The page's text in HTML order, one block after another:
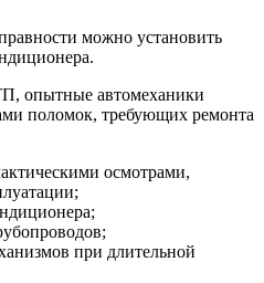
можно установить
опытные автомеханики
поломок, требующих ремонта
осмотрами,
при длительной